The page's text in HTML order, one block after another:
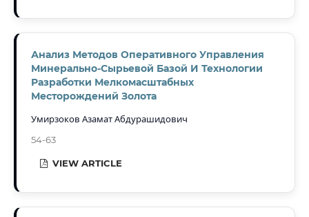
Анализ Методов Оперативного Управления
Минерально-Сырьевой Базой И Технологии
Разработки Мелкомасштабных
Месторождений Золота
Умирзоков Азамат Абдурашидович
54-63
VIEW ARTICLE